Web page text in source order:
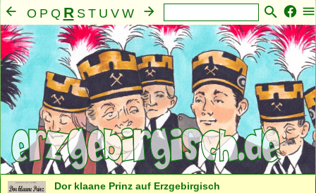
O P Q R S T U V W
X Y Z A B C D E F G H I K L M N
Mensch·Seele·Geist ·Familie·Gemeinschaft·
Nahrung·Natur· Sonstiges
Dor klaane Prinz auf Erzgebirgisch